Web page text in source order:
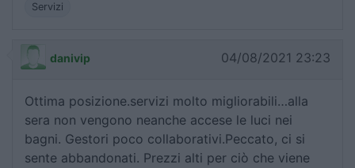
Servizi
danivip 04/08/2021 23:23
Ottima posizione.servizi molto migliorabili…alla
sera non vengono neanche accese le luci nei
bagni. Gestori poco collaborativi.Peccato, ci si
sente abbandonati. Prezzi alti per ciò che viene